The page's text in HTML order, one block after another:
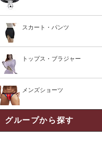
スカート・パンツ
トップス・ブラジャー
メンズショーツ
グループから探す